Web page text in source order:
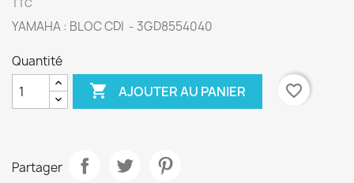
TTC
YAMAHA : BLOC CDI - 3GD8554040
Quantité
 AJOUTER AU PANIER favorite_border
Partager